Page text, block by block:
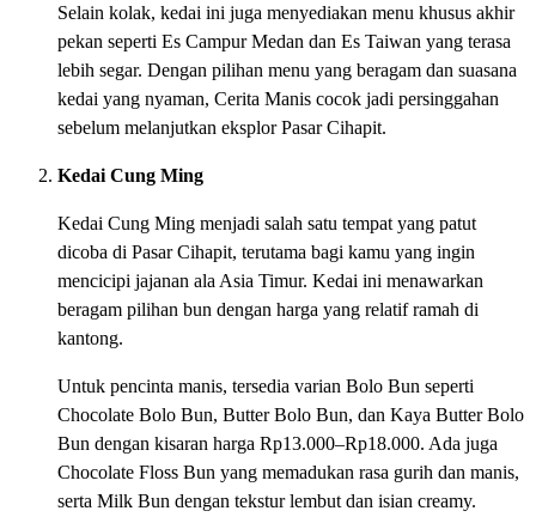
Selain kolak, kedai ini juga menyediakan menu khusus akhir
pekan seperti Es Campur Medan dan Es Taiwan yang terasa
lebih segar. Dengan pilihan menu yang beragam dan suasana
kedai yang nyaman, Cerita Manis cocok jadi persinggahan
sebelum melanjutkan eksplor Pasar Cihapit.
Kedai Cung Ming
Kedai Cung Ming menjadi salah satu tempat yang patut
dicoba di Pasar Cihapit, terutama bagi kamu yang ingin
mencicipi jajanan ala Asia Timur. Kedai ini menawarkan
beragam pilihan bun dengan harga yang relatif ramah di
kantong.
Untuk pencinta manis, tersedia varian Bolo Bun seperti
Chocolate Bolo Bun, Butter Bolo Bun, dan Kaya Butter Bolo
Bun dengan kisaran harga Rp13.000–Rp18.000. Ada juga
Chocolate Floss Bun yang memadukan rasa gurih dan manis,
serta Milk Bun dengan tekstur lembut dan isian creamy.